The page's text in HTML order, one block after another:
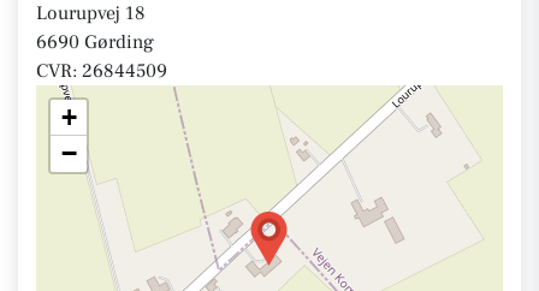
Lourupvej 18
6690 Gørding
CVR: 26844509
+
−